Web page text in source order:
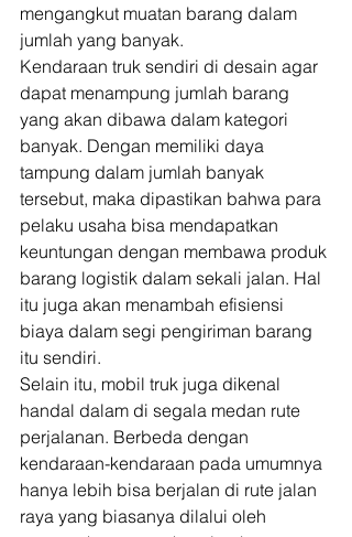
mengangkut muatan barang dalam
jumlah yang banyak.
Kendaraan truk sendiri di desain agar
dapat menampung jumlah barang
yang akan dibawa dalam kategori
banyak. Dengan memiliki daya
tampung dalam jumlah banyak
tersebut, maka dipastikan bahwa para
pelaku usaha bisa mendapatkan
keuntungan dengan membawa produk
barang logistik dalam sekali jalan. Hal
itu juga akan menambah efisiensi
biaya dalam segi pengiriman barang
itu sendiri.
Selain itu, mobil truk juga dikenal
handal dalam di segala medan rute
perjalanan. Berbeda dengan
kendaraan-kendaraan pada umumnya
hanya lebih bisa berjalan di rute jalan
raya yang biasanya dilalui oleh